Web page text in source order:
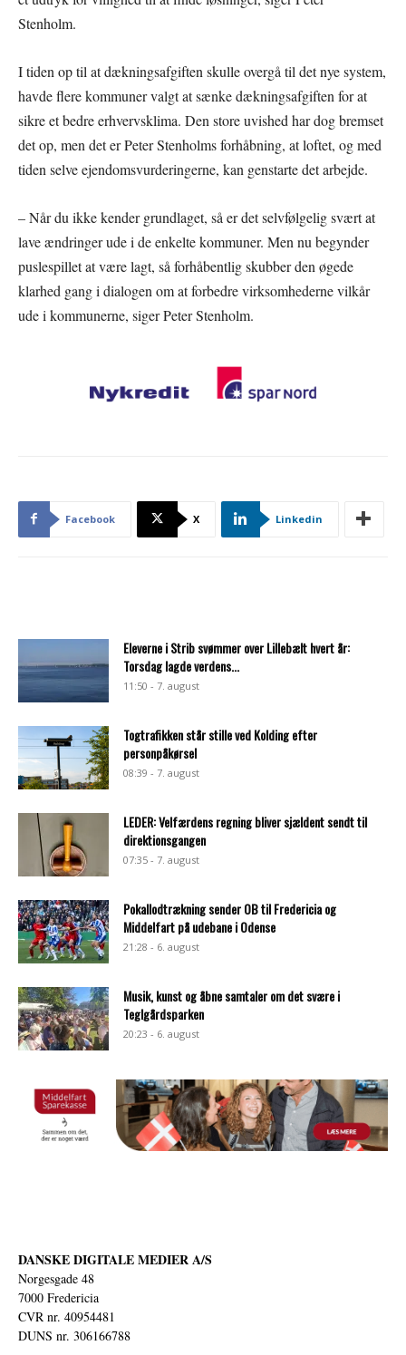
Stenholm.
I tiden op til at dækningsafgiften skulle overgå til det nye system,
havde flere kommuner valgt at sænke dækningsafgiften for at
sikre et bedre erhvervsklima. Den store uvished har dog bremset
det op, men det er Peter Stenholms forhåbning, at loftet, og med
tiden selve ejendomsvurderingerne, kan genstarte det arbejde.
– Når du ikke kender grundlaget, så er det selvfølgelig svært at
lave ændringer ude i de enkelte kommuner. Men nu begynder
puslespillet at være lagt, så forhåbentlig skubber den øgede
klarhed gang i dialogen om at forbedre virksomhederne vilkår
ude i kommunerne, siger Peter Stenholm.
Facebook X Linkedin
Eleverne i Strib svømmer over Lillebælt hvert år:
Torsdag lagde verdens...
11:50 - 7. august
Togtrafikken står stille ved Kolding efter
personpåkørsel
08:39 - 7. august
LEDER: Velfærdens regning bliver sjældent sendt til
direktionsgangen
07:35 - 7. august
Pokallodtrækning sender OB til Fredericia og
Middelfart på udebane i Odense
21:28 - 6. august
Musik, kunst og åbne samtaler om det svære i
Teglgårdsparken
20:23 - 6. august
DANSKE DIGITALE MEDIER A/S
Norgesgade 48
7000 Fredericia
CVR nr. 40954481
DUNS nr. 306166788